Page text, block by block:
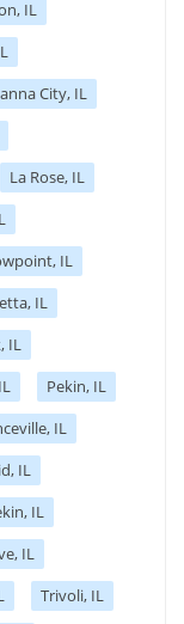
IL
City, IL
La Rose, IL
IL
IL
IL
Pekin, IL
IL
IL
IL
IL
Trivoli, IL